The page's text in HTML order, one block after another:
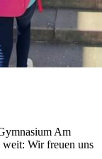
Am
Wir freuen uns